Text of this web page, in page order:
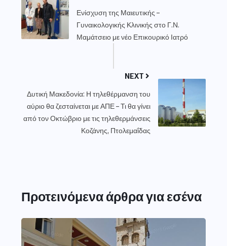
Ενίσχυση της Μαιευτικής –
Γυναικολογικής Κλινικής στο Γ.Ν.
Μαμάτσειο με νέο Επικουρικό Ιατρό
NEXT
Δυτική Μακεδονία: Η τηλεθέρμανση του
αύριο θα ζεσταίνεται με ΑΠΕ – Τι θα γίνει
από τον Οκτώβριο με τις τηλεθερμάνσεις
Κοζάνης, Πτολεμαΐδας
Προτεινόμενα άρθρα για εσένα